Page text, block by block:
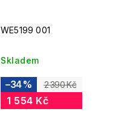
WE5199 001
Skladem
2 390 Kč
–34 %
1 554 Kč